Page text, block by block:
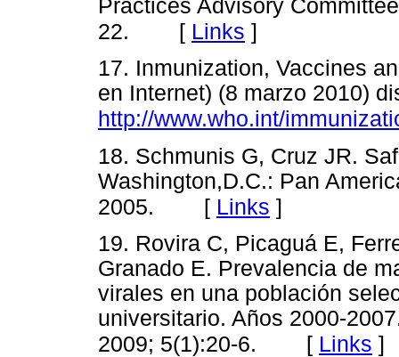
Practices Advisory
22. [ Links ]
17. Inmunization, Vaccines
en Internet) (8 marzo 2010)
http://www.who.int/
18. Schmunis G, Cruz JR.
Washington,D.C.: Pan
2005. [ Links ]
19. Rovira C, Picaguá E,
Granado E. Prevalencia de
virales en una población
universitario. Años 2000-
2009; 5(1):20-6. [ Links ]